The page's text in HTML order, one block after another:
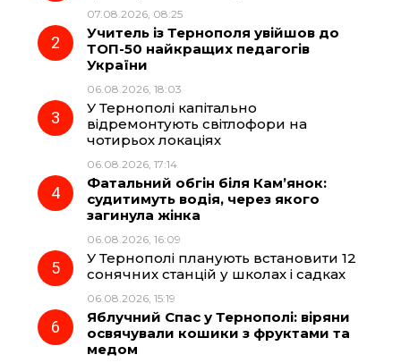
o
o
g
a
07.08.2026, 08:25
Учитель із Тернополя увійшов до
ТОП-50 найкращих педагогів
України
06.08.2026, 18:03
У Тернополі капітально
відремонтують світлофори на
чотирьох локаціях
06.08.2026, 17:14
Фатальний обгін біля Кам’янок:
судитимуть водія, через якого
загинула жінка
06.08.2026, 16:09
У Тернополі планують встановити 12
сонячних станцій у школах і садках
06.08.2026, 15:19
Яблучний Спас у Тернополі: віряни
освячували кошики з фруктами та
медом